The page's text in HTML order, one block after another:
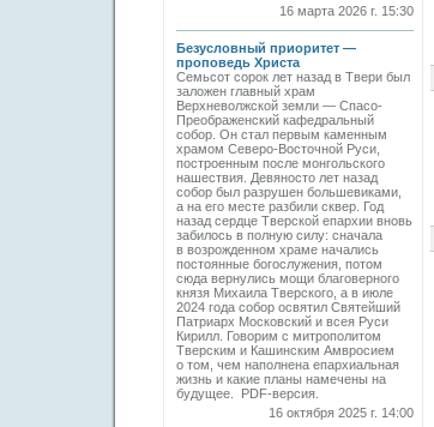
16 марта 2026 г. 15:30
Безусловный приоритет —
проповедь Христа
Семьсот сорок лет назад в Твери был
заложен главный храм
Верхневолжской земли — Спасо-
Преображенский кафедральный
собор. Он стал первым каменным
храмом Северо-Восточной Руси,
построенным после монгольского
нашествия. Девяносто лет назад
собор был разрушен большевиками,
а на его месте разбили сквер. Год
назад сердце Тверской епархии вновь
забилось в полную силу: сначала
в возрожденном храме начались
постоянные богослужения, потом
сюда вернулись мощи благоверного
князя Михаила Тверского, а в июле
2024 года собор освятил Святейший
Патриарх Московский и всея Руси
Кирилл. Говорим с митрополитом
Тверским и Кашинским Амвросием
о том, чем наполнена епархиальная
жизнь и какие планы намечены на
будущее. PDF-версия.
16 октября 2025 г. 14:00